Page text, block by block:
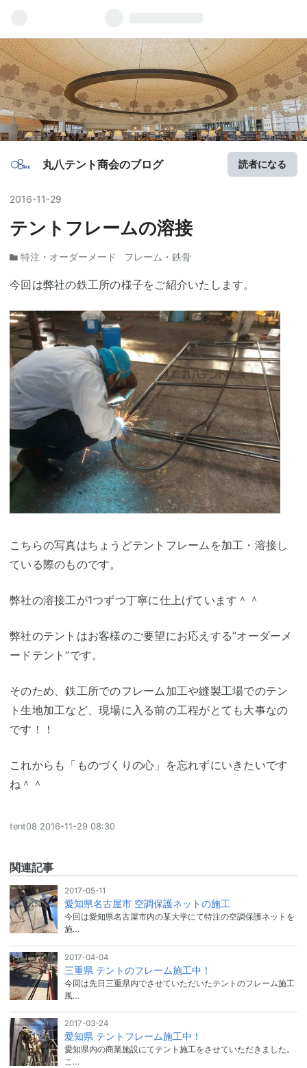
丸八テント商会のブログ 読者になる
2016-11-29
テントフレームの溶接
特注・オーダーメード フレーム・鉄骨
今回は弊社の鉄工所の様子をご紹介いたします。
こちらの写真はちょうどテントフレームを加工・溶接し
ている際のものです。
弊社の溶接工が1つずつ丁寧に仕上げています＾＾
弊社のテントはお客様のご要望にお応えする”オーダーメ
ードテント”です。
そのため、鉄工所でのフレーム加工や縫製工場でのテン
ト生地加工など、現場に入る前の工程がとても大事なの
です！！
これからも「ものづくりの心」を忘れずにいきたいです
ね＾＾
tent08 2016-11-29 08:30
関連記事
2017-05-11
愛知県名古屋市 空調保護ネットの施工
今回は愛知県名古屋市内の某大学にて特注の空調保護ネットを
施…
2017-04-04
三重県 テントのフレーム施工中！
今回は先日三重県内でさせていただいたテントのフレーム施工
風…
2017-03-24
愛知県 テントフレーム施工中！
愛知県内の商業施設にてテント施工をさせていただきました。
こ…